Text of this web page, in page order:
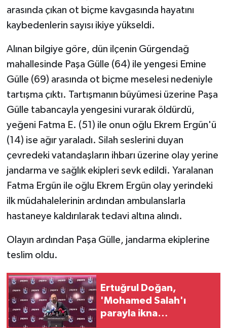
arasında çıkan ot biçme kavgasında hayatını
kaybedenlerin sayısı ikiye yükseldi.
Alınan bilgiye göre, dün ilçenin Gürgendağ
mahallesinde Paşa Gülle (64) ile yengesi Emine
Gülle (69) arasında ot biçme meselesi nedeniyle
tartışma çıktı. Tartışmanın büyümesi üzerine Paşa
Gülle tabancayla yengesini vurarak öldürdü,
yeğeni Fatma E. (51) ile onun oğlu Ekrem Ergün'ü
(14) ise ağır yaraladı. Silah seslerini duyan
çevredeki vatandaşların ihbarı üzerine olay yerine
jandarma ve sağlık ekipleri sevk edildi. Yaralanan
Fatma Ergün ile oğlu Ekrem Ergün olay yerindeki
ilk müdahalelerinin ardından ambulanslarla
hastaneye kaldırılarak tedavi altına alındı.
Olayın ardından Paşa Gülle, jandarma ekiplerine
teslim oldu.
Ertuğrul Doğan,
'Mohamed Salah'ı
parayla ikna
GENEL
GÜNDEM
Güvenlik
HABERDE İNSAN
İNSAN
İş Dünyası
Kadın
MAGAZİN
Otomobil
POLİTİKA